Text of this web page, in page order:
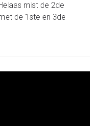
mist de 2de
de 1ste en 3de